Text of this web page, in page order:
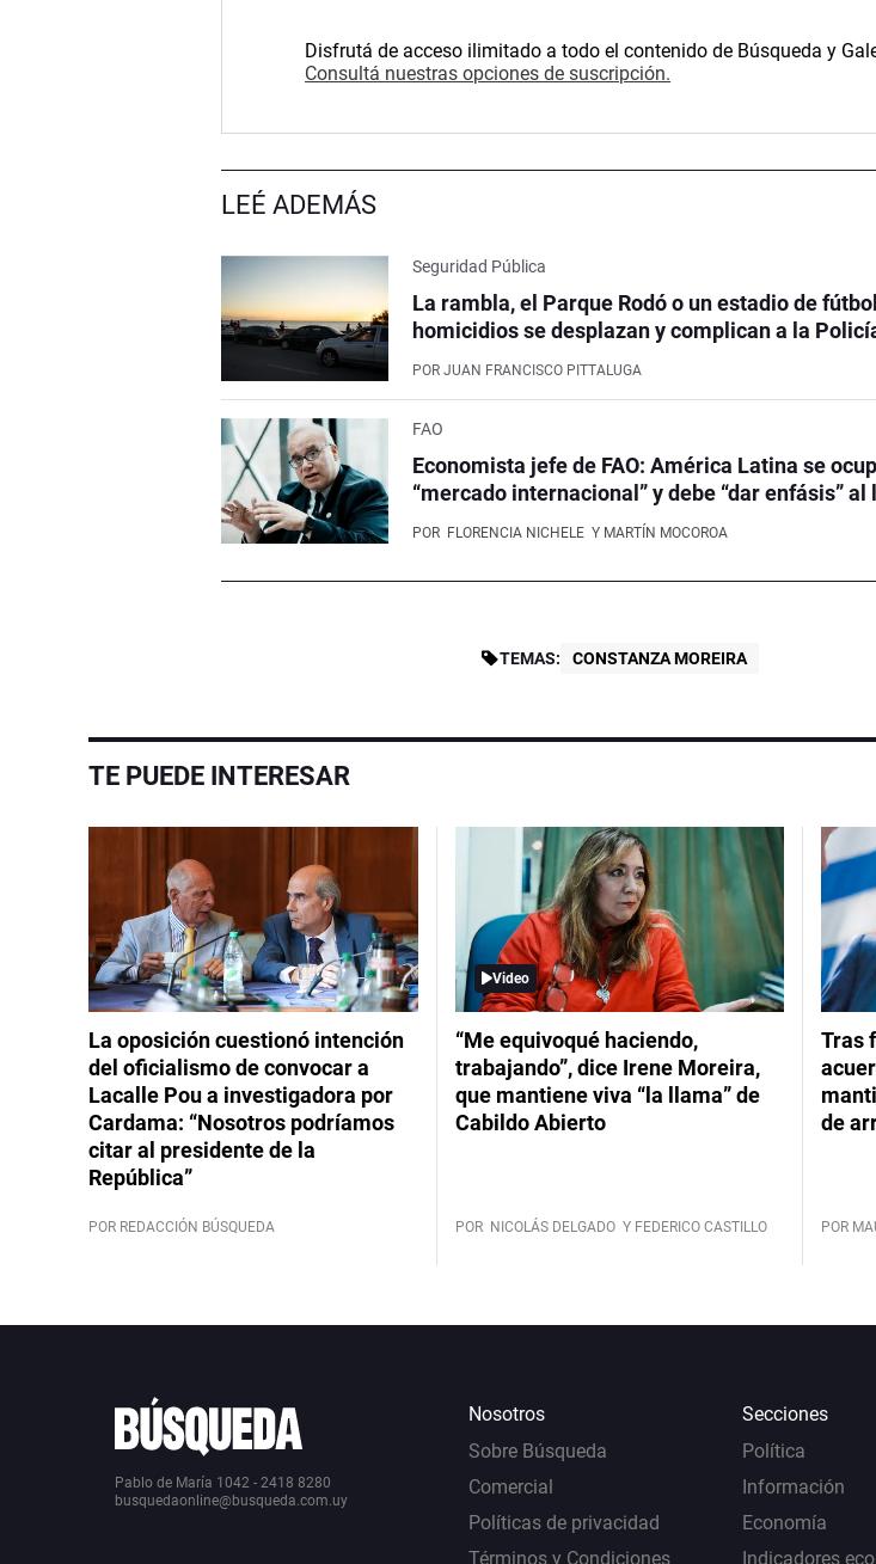
Disfrutá de acceso ilimitado a todo el contenido de Búsqueda y
Consultá nuestras opciones de suscripción.
LEÉ ADEMÁS
Seguridad Pública
La rambla, el Parque Rodó o un estadio de
homicidios se desplazan y complican a la
POR JUAN FRANCISCO PITTALUGA
FAO
Economista jefe de FAO: América Latina se
“mercado internacional” y debe “dar enfásis” al
POR FLORENCIA NICHELE Y MARTÍN MOCOROA
TEMAS: CONSTANZA MOREIRA
TE PUEDE INTERESAR
La oposición cuestionó intención
del oficialismo de convocar a
Lacalle Pou a investigadora por
Cardama: “Nosotros podríamos
citar al presidente de la
República”
POR REDACCIÓN BÚSQUEDA
Video
“Me equivoqué haciendo,
trabajando”, dice Irene Moreira,
que mantiene viva “la llama” de
Cabildo Abierto
POR NICOLÁS DELGADO Y FEDERICO CASTILLO
Tras
de
POR
Pablo de María 1042 - 2418 8280
busquedaonline@busqueda.com.uy
Nosotros
Sobre Búsqueda
Comercial
Políticas de privacidad
Términos y Condiciones
Secciones
Política
Información
Economía
Indicadores